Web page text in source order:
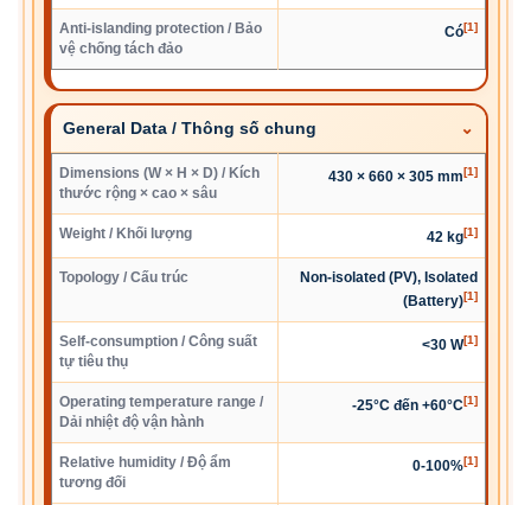
Anti-islanding protection / Bảo
vệ chống tách đảo
Có[1]
General Data / Thông số chung
Dimensions (W × H × D) / Kích
thước rộng × cao × sâu
430 × 660 × 305 mm[1]
Weight / Khối lượng 42 kg[1]
Topology / Cấu trúc
Non-isolated (PV), Isolated
(Battery)[1]
Self-consumption / Công suất
tự tiêu thụ
<30 W[1]
Operating temperature range /
Dải nhiệt độ vận hành
-25°C đến +60°C[1]
Relative humidity / Độ ẩm
tương đối
0-100%[1]